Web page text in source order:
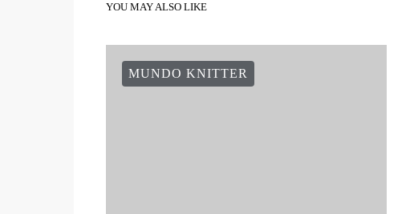
YOU MAY ALSO LIKE
MUNDO KNITTER